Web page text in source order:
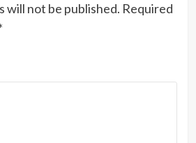
will not be published. Required